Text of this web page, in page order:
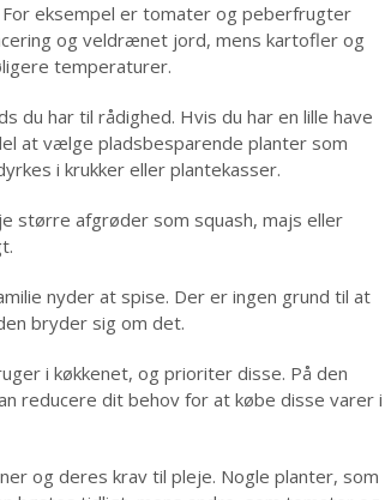
eksempel er tomater og peberfrugter
og veldrænet jord, mens kartofler og
temperaturer.
du har til rådighed. Hvis du har en lille have
at vælge pladsbesparende planter som
i krukker eller plantekasser.
større afgrøder som squash, majs eller
nyder at spise. Der er ingen grund til at
bryder sig om det.
i køkkenet, og prioriter disse. På den
reducere dit behov for at købe disse varer i
og deres krav til pleje. Nogle planter, som